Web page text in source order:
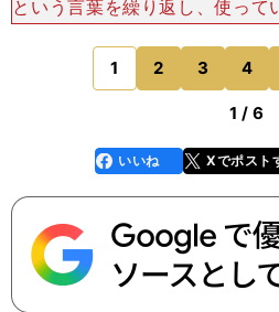
という言葉を繰り返し、使って
自身も、反復練習で強くなった
でしょうか？「そうですね。や
と思います。
1 2 3 4のページへ
1 / 6
faceboo
k
いいね Xでポスト